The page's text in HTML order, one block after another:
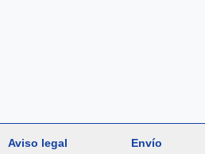
Aviso legal Envío